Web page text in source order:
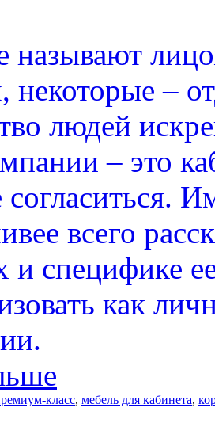
называют
некоторые –
людей
– это
всего
и специфике
как
класс, мебель для кабинета,